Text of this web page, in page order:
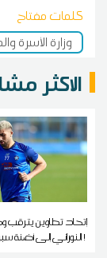
كلمات مفتاح
وزارة الأسرة
الاكثر
إتحاد تطاوين يترقب
النوراني إلى أضنة سبور التركي !